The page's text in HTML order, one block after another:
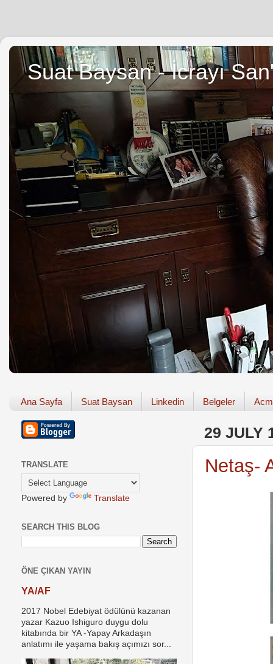
Suat Baysan - İcrayı
Ana Sayfa Suat Baysan Linkedin Belgeler
29 JULY
Netaş-
TRANSLATE
Powered by Translate
SEARCH THIS BLOG
ÖNE ÇIKAN YAYIN
YA/AF
2017 Nobel Edebiyat ödülünü kazanan
yazar Kazuo Ishiguro duygu dolu
kitabında bir YA -Yapay Arkadaşın
anlatımı ile yaşama bakış açımızı sor...